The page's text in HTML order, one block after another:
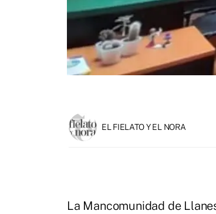
EL FIELATO Y EL NORA
La Mancomunidad de